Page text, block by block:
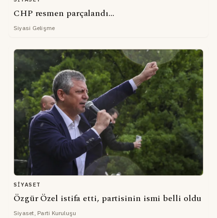
CHP resmen parçalandı...
Siyasi Gelişme
SIYASET
Özgür Özel istifa etti, partisinin ismi belli oldu
Siyaset, Parti Kuruluşu